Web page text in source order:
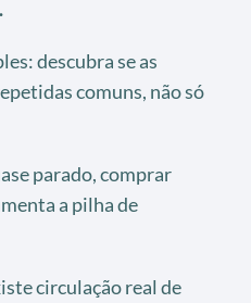
descubra se as
comuns, não só
parado, comprar
a pilha de
circulação real de